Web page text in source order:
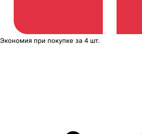
Экономия при покупке за 4 шт.